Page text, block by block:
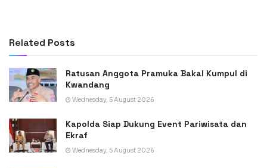
Related Posts
Ratusan Anggota Pramuka Bakal Kumpul di
Kwandang
Wednesday, 5 August 2026
Kapolda Siap Dukung Event Pariwisata dan
Ekraf
Wednesday, 5 August 2026